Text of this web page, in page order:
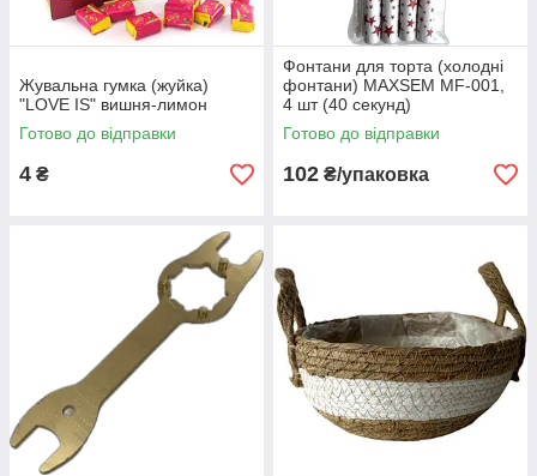
Жувальна гумка (жуйка)
"LOVE IS" вишня-лимон
Готово до відправки
4 ₴
Фонтани для торта (холодні
фонтани) MAXSEM MF-001,
4 шт (40 секунд)
Готово до відправки
102 ₴/упаковка